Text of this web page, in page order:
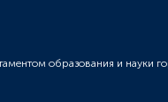
образования и науки